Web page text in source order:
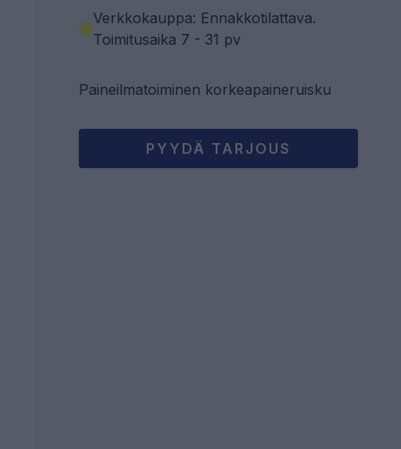
Verkkokauppa: Ennakkotilattava.
Toimitusaika 7 - 31 pv
Paineilmatoiminen korkeapaineruisku
PYYDÄ TARJOUS